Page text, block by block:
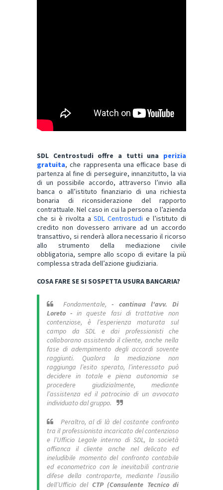
SDL Centrostudi offre a tutti una perizia
gratuita, che rappresenta una efficace base di
partenza al fine di perseguire, innanzitutto, la via
di un possibile accordo, attraverso l’invio alla
banca o all’istituto finanziario di una richiesta
bonaria di riconsiderazione del rapporto
contrattuale. Nel caso in cui la persona o l’azienda
che si è rivolta aSDL Centrostudi e l’istituto di
credito non dovessero arrivare ad un accordo
transattivo, si renderà allora necessario il ricorso
allo strumento della mediazione civile
obbligatoria, sempre allo scopo di evitare la più
complessa strada dell’azione giudiziaria.
COSA FARE SE SI SOSPETTA USURA BANCARIA?
Fondamentale, - continua l'avv. Di
Loreto -in queste fasi di trattative non
contenziose, è l’esperienza maturata sul
campo da SDL e dai professionisti che
collaborano assistendo il cliente, anche nella
fase di adempimento degli accordi sovente
raggiunti. Qualora la mediazione non
raggiunga l’esito sperato, l’interessato può
decidere in totale e piena autonomia se
procedere giudizialmente, mediante
l’assistenza ed il patrocinio di un avvocato
individuato dal gruppo.
Peraltro, al di là del costante confronto
tra il professionista incaricato del contenzioso
e l’Ufficio Legale interno di SDL, la società
affianca il cliente anche nel delicato ed
ineludibile momento del confronto contabile
ed econometrico con le inevitabili contrarie
difese della controparte, mediante l’ausilio
dell’Ufficio del CTP (Consulente Tecnico di